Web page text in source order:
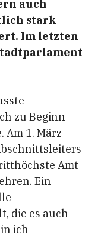
auch
stark
Im letzten
zu Beginn
Am 1. März
Amt
Ein
die es auch
ich